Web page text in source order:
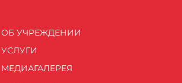
ОБ УЧРЕЖДЕНИИ
УСЛУГИ
МЕДИАГАЛЕРЕЯ